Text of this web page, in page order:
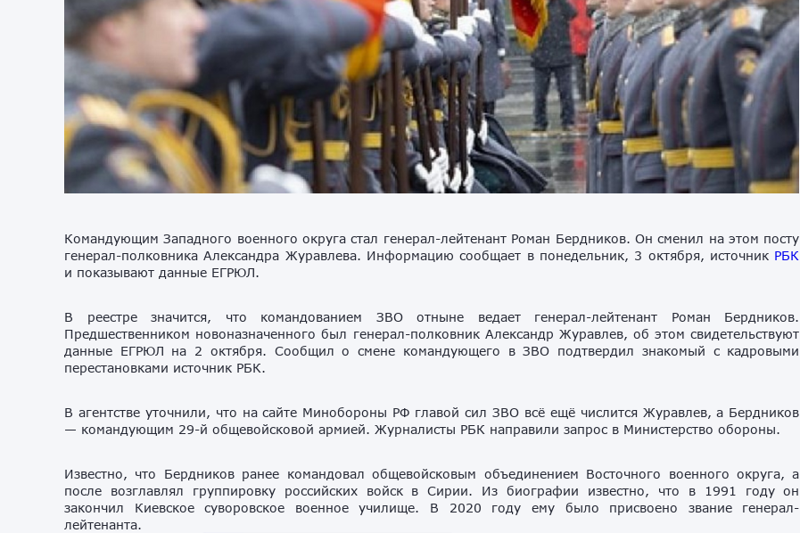
Командующим Западного военного округа стал генерал-лейтенант Роман Бердников. Он сменил на этом посту
генерал-полковника Александра Журавлева. Информацию сообщает в понедельник, 3 октября, источник РБК
и показывают данные ЕГРЮЛ.
В реестре значится, что командованием ЗВО отныне ведает генерал-лейтенант Роман Бердников.
Предшественником новоназначенного был генерал-полковник Александр Журавлев, об этом свидетельствуют
данные ЕГРЮЛ на 2 октября. Сообщил о смене командующего в ЗВО подтвердил знакомый с кадровыми
перестановками источник РБК.
В агентстве уточнили, что на сайте Минобороны РФ главой сил ЗВО всё ещё числится Журавлев, а Бердников
— командующим 29-й общевойсковой армией. Журналисты РБК направили запрос в Министерство обороны.
Известно, что Бердников ранее командовал общевойсковым объединением Восточного военного округа, а
после возглавлял группировку российских войск в Сирии. Из биографии известно, что в 1991 году он
закончил Киевское суворовское военное училище. В 2020 году ему было присвоено звание генерал-
лейтенанта.